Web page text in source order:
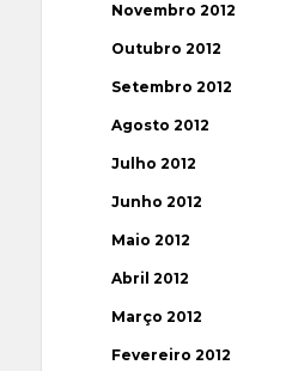
Novembro 2012
Outubro 2012
Setembro 2012
Agosto 2012
Julho 2012
Junho 2012
Maio 2012
Abril 2012
Março 2012
Fevereiro 2012